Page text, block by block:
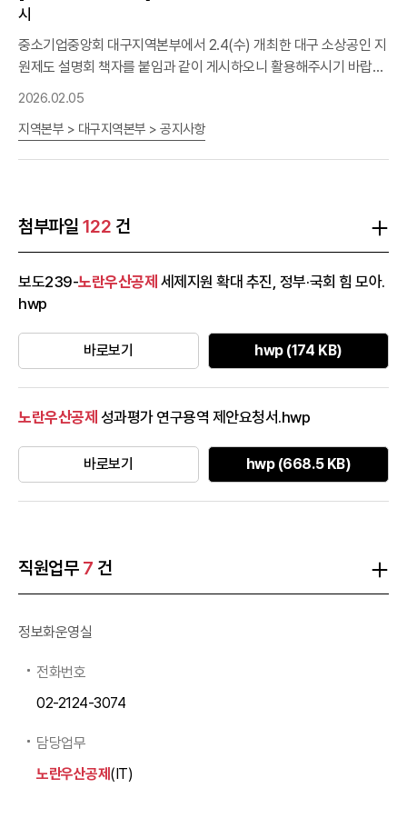
내일'을 밝히는 등불이 되어 이들이 좋은 일자리를 만들고 사회적 책
임을 실천하여 국민에게 사랑받는 기업이 되게 하고, 나아가 '대한민
국의 행복한 미래'를 만들어 나가겠습니다.
차장, 010-3947-4646) 감사합니다.
시
중소기업중앙회 대구지역본부에서 2.4(수) 개최한 대구 소상공인 지
원제도 설명회 책자를 붙임과 같이 게시하오니 활용해주시기 바랍니
다.* 소상공인시장진흥공단, 대구신용보증재단, 중앙회
2026.02.05
지역본부 > 대구지역본부 > 공지사항
첨부파일 122 건
보도239-노란우산공제 세제지원 확대 추진, 정부·국회 힘 모아.
hwp
바로보기 hwp (174 KB)
노란우산공제 성과평가 연구용역 제안요청서.hwp
바로보기 hwp (668.5 KB)
직원업무 7 건
정보화운영실
전화번호
02-2124-3074
담당업무
노란우산공제 (IT)